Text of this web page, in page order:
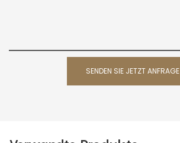
SENDEN SIE JETZT ANFRAGE